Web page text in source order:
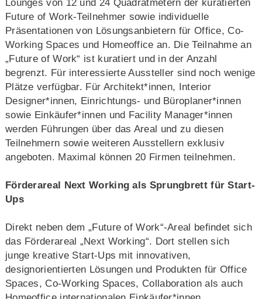
Lounges von 12 und 24 Quadratmetern der kuratierten
Future of Work-Teilnehmer sowie individuelle
Präsentationen von Lösungsanbietern für Office, Co-
Working Spaces und Homeoffice an. Die Teilnahme an
„Future of Work“ ist kuratiert und in der Anzahl
begrenzt. Für interessierte Aussteller sind noch wenige
Plätze verfügbar. Für Architekt*innen, Interior
Designer*innen, Einrichtungs- und Büroplaner*innen
sowie Einkäufer*innen und Facility Manager*innen
werden Führungen über das Areal und zu diesen
Teilnehmern sowie weiteren Ausstellern exklusiv
angeboten. Maximal können 20 Firmen teilnehmen.
Förderareal Next Working als Sprungbrett für Start-
Ups
Direkt neben dem „Future of Work“-Areal befindet sich
das Förderareal „Next Working“. Dort stellen sich
junge kreative Start-Ups mit innovativen,
designorientierten Lösungen und Produkten für Office
Spaces, Co-Working Spaces, Collaboration als auch